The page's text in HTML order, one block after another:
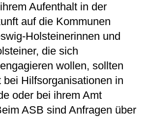
Aufenthalt in der
auf die Kommunen
Holsteinerinnen und
die sich
wollen, sollten
bei Hilfsorganisationen in
oder bei ihrem Amt
ASB sind Anfragen über